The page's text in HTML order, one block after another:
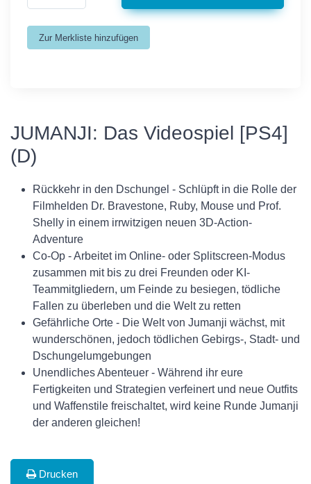
JUMANJI: Das Videospiel [PS4]
(D)
Rückkehr in den Dschungel - Schlüpft in die Rolle der
Filmhelden Dr. Bravestone, Ruby, Mouse und Prof.
Shelly in einem irrwitzigen neuen 3D-Action-
Adventure
Co-Op - Arbeitet im Online- oder Splitscreen-Modus
zusammen mit bis zu drei Freunden oder KI-
Teammitgliedern, um Feinde zu besiegen, tödliche
Fallen zu überleben und die Welt zu retten
Gefährliche Orte - Die Welt von Jumanji wächst, mit
wunderschönen, jedoch tödlichen Gebirgs-, Stadt- und
Dschungelumgebungen
Unendliches Abenteuer - Während ihr eure
Fertigkeiten und Strategien verfeinert und neue Outfits
und Waffenstile freischaltet, wird keine Runde Jumanji
der anderen gleichen!
Drucken